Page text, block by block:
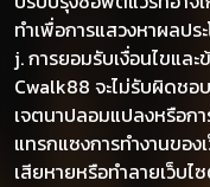
ทำเพื่อการแสวงหาผลป
j. การยอมรับเงื่อนไขแล
Cwalk88 จะไม่รับผิดชอ
เจตนาปลอมแปลงหรือกา
แทรกแซงการทำงานของ
เสียหายหรือทำลายเว็บไ